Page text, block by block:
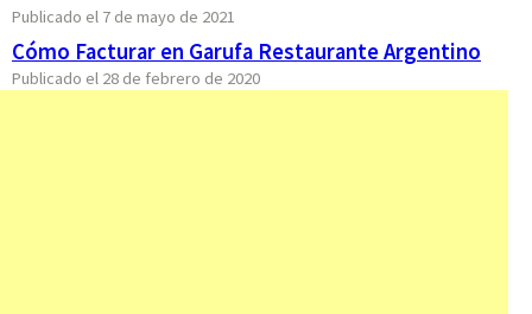
Publicado el 7 de mayo de 2021
Cómo Facturar en Garufa Restaurante Argentino
Publicado el 28 de febrero de 2020